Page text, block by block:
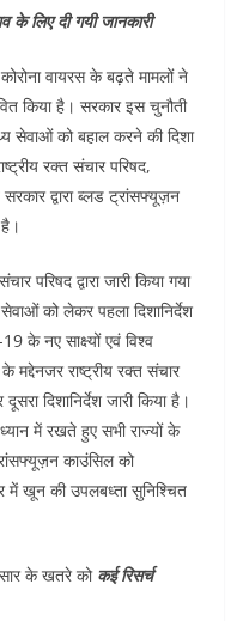
लिए दी गयी जानकारी
कोरोना वायरस के बढ़ते मामलों ने
किया है। सरकार इस चुनौती
सेवाओं को बहाल करने की दिशा
रक्त संचार परिषद,
द्वारा ब्लड ट्रांसफ्यूज़न
परिषद द्वारा जारी किया गया
को लेकर पहला दिशानिर्देश
के नए साक्ष्यों एवं विश्व
मद्देनजर राष्ट्रीय रक्त संचार
दिशानिर्देश जारी किया है।
ध्यान में रखते हुए सभी राज्यों के
काउंसिल को
में खून की उपलबध्ता सुनिश्चित
के खतरे को कई रिसर्च